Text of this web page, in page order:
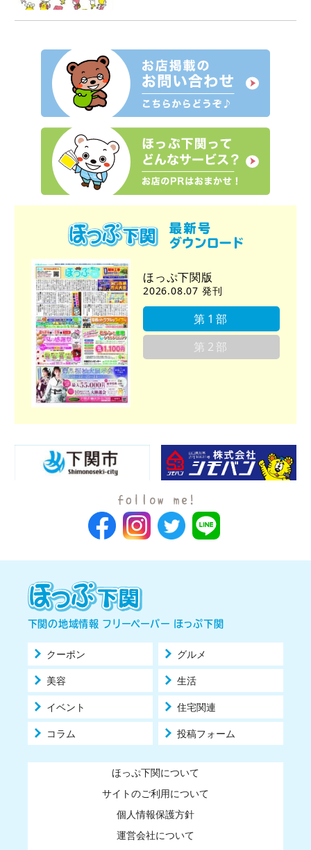
ほっぷ下関版
2026.08.07 発刊
第1部
第2部
下関の地域情報 フリーペーパー ほっぷ下関
クーポン グルメ
美容 生活
イベント 住宅関連
コラム 投稿フォーム
ほっぷ下関について
サイトのご利用について
個人情報保護方針
運営会社について